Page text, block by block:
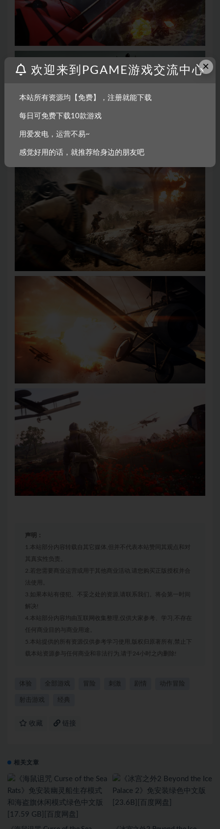
声明：
1.本站部分内容转载自其它媒体,但并不代表本站赞同其观点和对
其真实性负责。
2.若您需要商业运营或用于其他商业活动,请您购买正版授权并合
法使用。
3.如果本站有侵犯、不妥之处的资源,请联系我们。将会第一时间
解决!
4.本站部分内容均由互联网收集整理,仅供大家参考、学习,不存在
任何商业目的与商业用途。
5.本站提供的所有资源仅供参考学习使用,版权归原著所有,禁止下
载本站资源参与任何商业和非法行为,请于24小时之内删除!
体验 全部游戏 冒险 刺激 剧情 动作冒险
射击游戏 经典
收藏 链接
相关文章
×
欢迎来到PGAME游戏交流中心
本站所有资源均【免费】，注册就能下载
每日可免费下载10款游戏
用爱发电，运营不易~
感觉好用的话，就推荐给身边的朋友吧